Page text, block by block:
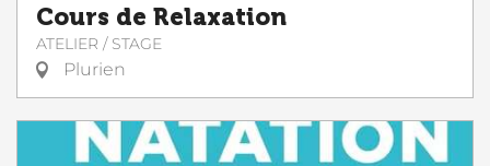
Cours de Relaxation
ATELIER / STAGE
Plurien